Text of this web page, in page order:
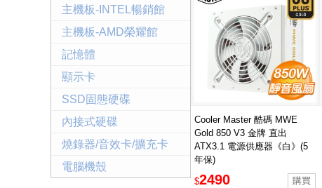
Cooler Master 酷碼 MWE
Gold 850 V3 金牌 直出
ATX3.1 電源供應器《白》(5
年保)
$2490
主機板-INTEL暢銷館
主機板-AMD榮耀館
記憶體
顯示卡
SSD固態硬碟
內接式硬碟
燒錄器/音效卡/擴充卡
電腦機殼